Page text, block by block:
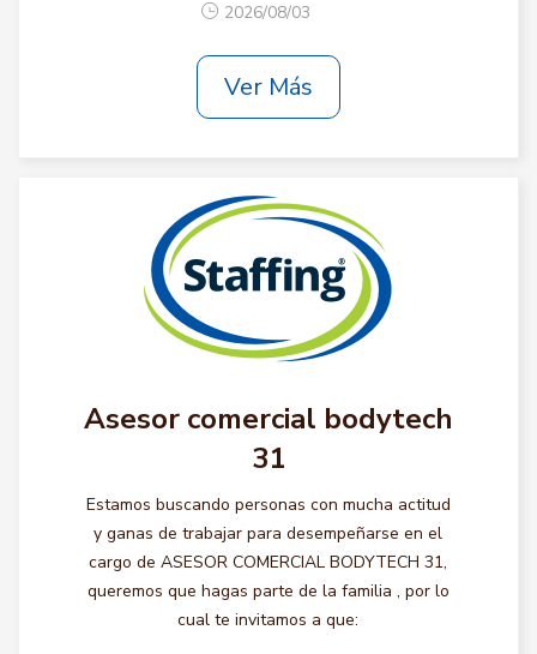
2026/08/03
Ver Más
Asesor comercial bodytech
31
Estamos buscando personas con mucha actitud
y ganas de trabajar para desempeñarse en el
cargo de ASESOR COMERCIAL BODYTECH 31,
queremos que hagas parte de la familia , por lo
cual te invitamos a que: